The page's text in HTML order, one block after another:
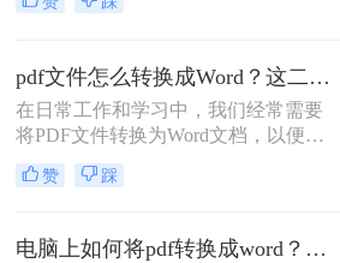
而，当我们需要对PDF内容进行编辑
档。那么怎么把pdf文件转化成word
呢？下面将介绍三种常用的方法，帮
助您轻松实现PDF到Word的转换。
pdf文件怎么转换成Word？这二个免费方法了解一下~
在日常工作和学习中，我们经常需要
将PDF文件转换为Word文档，以便于
编辑、修改或格式调整。那么PDF文
件怎么转换成Word呢？本文将为您介
详细解释每一步骤。
赞 踩
电脑上如何将pdf转换成word？这二个方法很实用！